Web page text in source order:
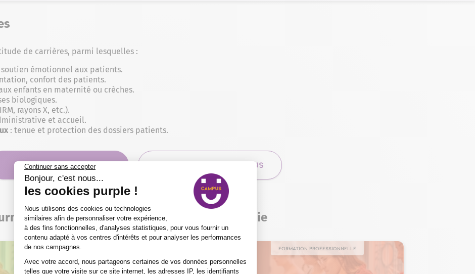
de carrières, parmi lesquelles :
émotionnel aux patients.
confort des patients.
enfants en maternité ou crèches.
biologiques.
rayons X, etc.).
et accueil.
: tenue et protection des dossiers patients.
PRÉ-INSCRIPTION DEMANDE D'INFORMATIONS
en santé chez Purple Campus Occitanie
Formation professionnelle